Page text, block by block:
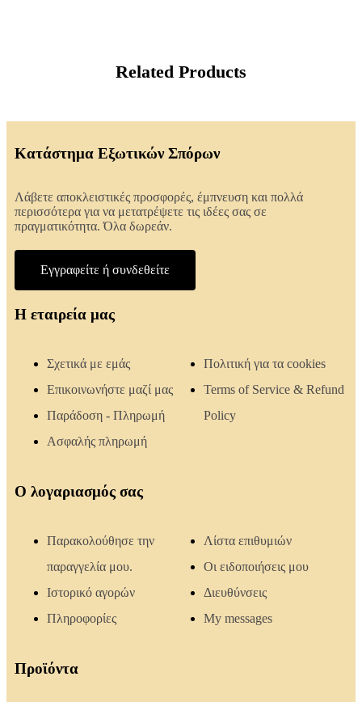
Related Products
Κατάστημα Εξωτικών Σπόρων
Λάβετε αποκλειστικές προσφορές, έμπνευση και πολλά
περισσότερα για να μετατρέψετε τις ιδέες σας σε
πραγματικότητα. Όλα δωρεάν.
Εγγραφείτε ή συνδεθείτε
Η εταιρεία μας
Σχετικά με εμάς
Επικοινωνήστε μαζί μας
Παράδοση - Πληρωμή
Ασφαλής πληρωμή
Πολιτική για τα cookies
Terms of Service & Refund
Policy
Ο λογαριασμός σας
Παρακολούθησε την
παραγγελία μου.
Ιστορικό αγορών
Πληροφορίες
Λίστα επιθυμιών
Οι ειδοποιήσεις μου
Διευθύνσεις
My messages
Προϊόντα